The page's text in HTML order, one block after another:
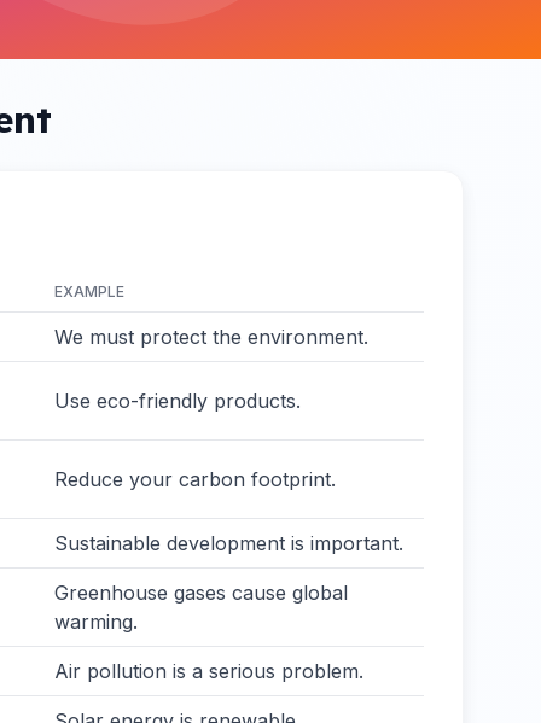
EXAMPLE
We must protect the environment.
Use eco-friendly products.
Reduce your carbon footprint.
Sustainable development is important.
Greenhouse gases cause global
warming.
Air pollution is a serious problem.